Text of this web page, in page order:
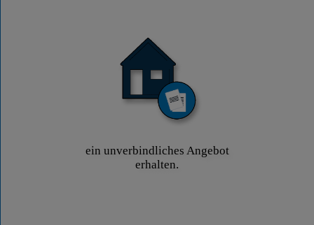
ein unverbindliches Angebot
erhalten.